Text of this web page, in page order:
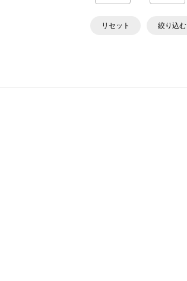
リセット 絞り込む